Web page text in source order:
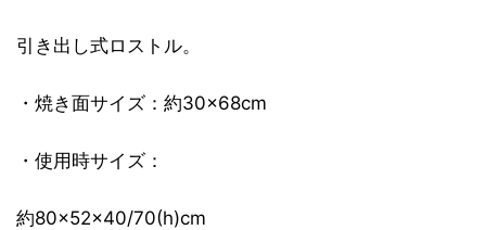
引き出し式ロストル。
・焼き面サイズ：約30×68cm
・使用時サイズ：
約80×52×40/70(h)cm